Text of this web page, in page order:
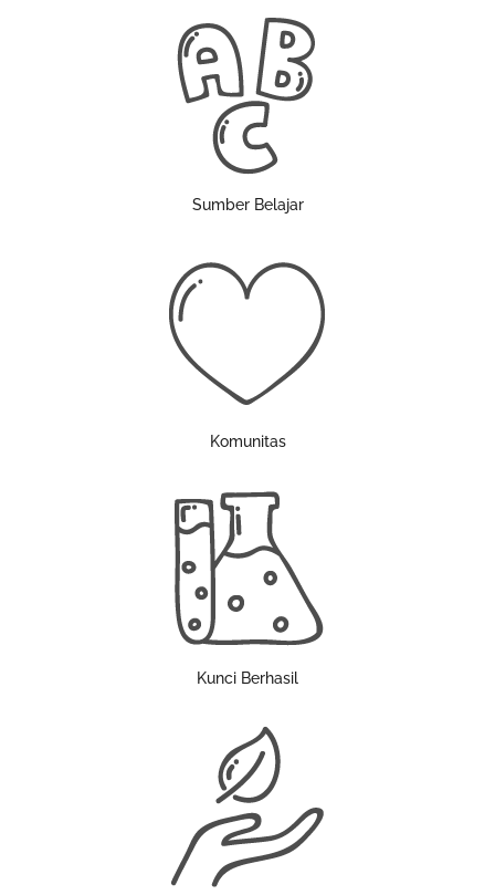
Sumber Belajar
Komunitas
Kunci Berhasil